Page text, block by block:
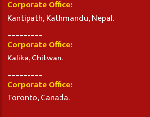
Corporate Office:
Kantipath, Kathmandu, Nepal.
Corporate Office:
Kalika, Chitwan.
Corporate Office:
Toronto, Canada.